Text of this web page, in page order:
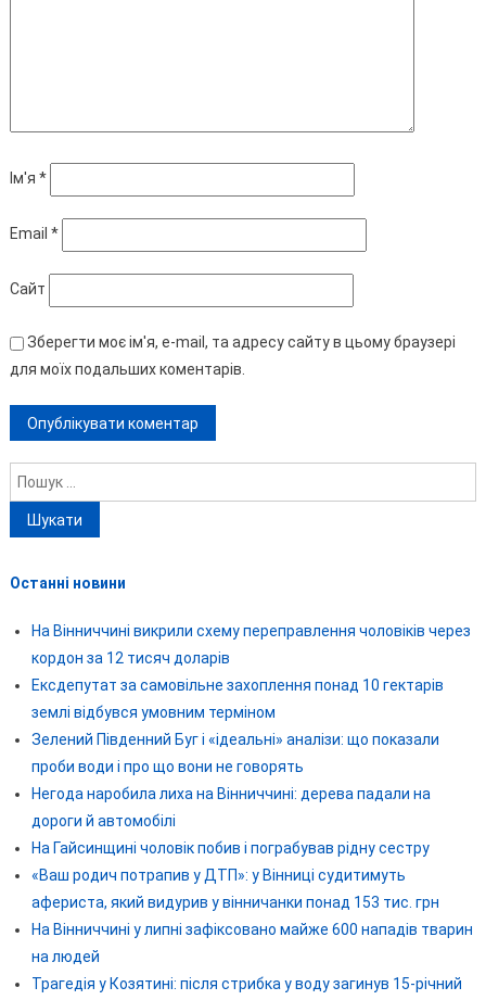
Ім'я *
Email *
Сайт
Зберегти моє ім'я, e-mail, та адресу сайту в цьому браузері
для моїх подальших коментарів.
Пошук:
Останні новини
На Вінниччині викрили схему переправлення чоловіків через
кордон за 12 тисяч доларів
Ексдепутат за самовільне захоплення понад 10 гектарів
землі відбувся умовним терміном
Зелений Південний Буг і «ідеальні» аналізи: що показали
проби води і про що вони не говорять
Негода наробила лиха на Вінниччині: дерева падали на
дороги й автомобілі
На Гайсинщині чоловік побив і пограбував рідну сестру
«Ваш родич потрапив у ДТП»: у Вінниці судитимуть
афериста, який видурив у вінничанки понад 153 тис. грн
На Вінниччині у липні зафіксовано майже 600 нападів тварин
на людей
Трагедія у Козятині: після стрибка у воду загинув 15-річний